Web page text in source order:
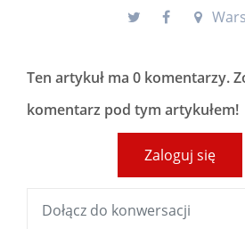
Ten artykuł ma 0 komentarzy.
komentarz pod tym artykułem!
Zaloguj się